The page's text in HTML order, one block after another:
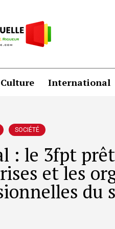
Culture International
SOCIÉTÉ
: le 3fpt
et les
du